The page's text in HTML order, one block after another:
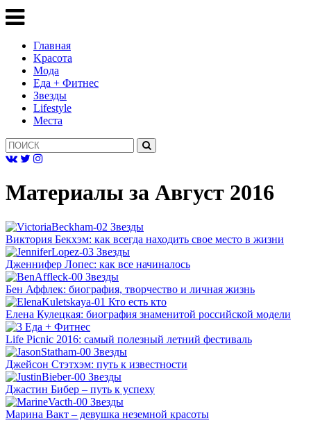
Главная
Kрасота
Мода
Еда + Фитнес
Звезды
Lifestyle
Mеста
Материалы за Август 2016
Звезды
Виктория Бекхэм: как всегда находить свое место в жизни
Звезды
Дженнифер Лопес: как все начиналось
Звезды
Бен Аффлек: биография, творчество и личная жизнь
Кто есть кто
Елена Кулецкая: биография знаменитой российской модели
Еда + Фитнес
Life Picnic 2016: самый полезный летний фестиваль
Звезды
Джейсон Стэтхэм: путь к известности
Звезды
Джастин Бибер – путь к успеху
Звезды
Марина Вакт – девушка неземной красоты